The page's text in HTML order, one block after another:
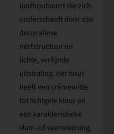
loofhoutsoort die zich
onderscheidt door zijn
decoratieve
nerfstructuur en
lichte, verfijnde
uitstraling. Het hout
heeft een crèmewitte
tot lichtgele kleur en
een karakteristieke
vlam- of veertekening,